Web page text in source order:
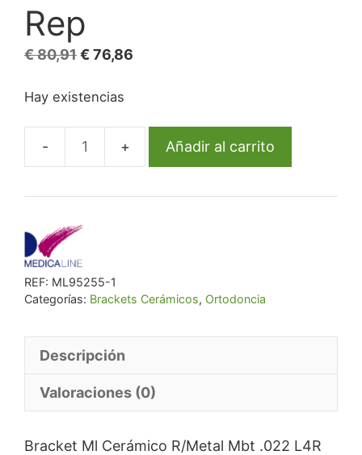
Rep
€80,91El
original
€ 80,91.
€ 76,86
€ 76,86.
Hay existencias
Bracket
Cerámico
Hook
Añadir al carrito
REF: ML95255-1
Categorías: Brackets Cerámicos, Ortodoncia
Descripción
Valoraciones (0)
Bracket Ml Cerámico R/Metal Mbt .022 L4R